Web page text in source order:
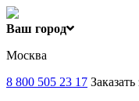
Ваш город
Москва
8 800 505 23 17